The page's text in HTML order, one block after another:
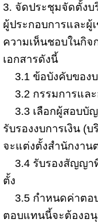
3. จัดประชุมจัดตั้ง
ผู้ประกอบการและผู้
ความเห็นชอบในกิ
เอกสารดังนี้
3.1 ข้อบังคับของ
3.2 กรรมการและ
3.3 เลือกผู้สอบบั
รับรองงบการเงิน (
จะแต่งตั้งสำนักงา
3.4 รับรองสัญญา
ตั้ง
3.5 กำหนดค่าตอ
ตอบแทนนี้จะต้องอ